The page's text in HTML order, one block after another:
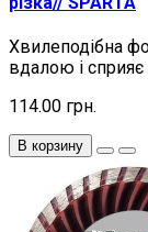
Хвилеподібна
вдалою і
114.00 грн.
В корзину